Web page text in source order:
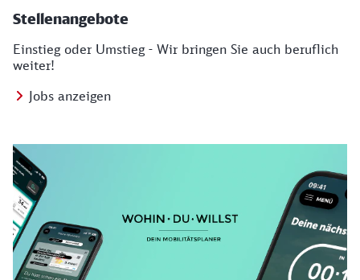
Stellenangebote
Einstieg oder Umstieg - Wir bringen Sie auch beruflich
weiter!
Jobs anzeigen